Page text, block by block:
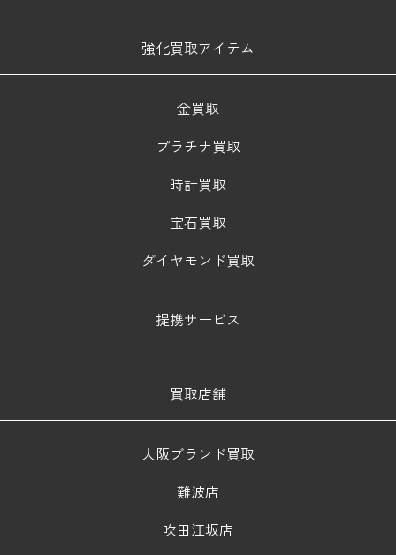
強化買取アイテム
金買取
プラチナ買取
時計買取
宝石買取
ダイヤモンド買取
提携サービス
買取店舗
大阪ブランド買取
難波店
吹田江坂店